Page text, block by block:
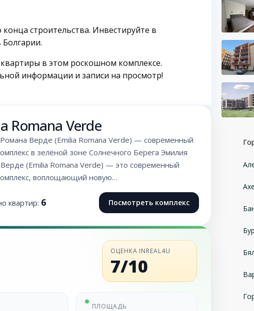
конца строительства. Инвестируйте в
в этом роскошном комплексе.
информации и записи на просмотр!
Romana Verde
Верде (Emilia Romana Verde) — современный
в зелёной зоне Солнечного Берега Эмилия
(Emilia Romana Verde) — это современный
воплощающий новую…
квартир: 6 Посмотреть комплекс
ОЦЕНКА INREAL4U
7/10
ПЛОЩАДЬ